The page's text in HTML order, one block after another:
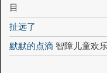
目
扯远了
默默的点滴 智障儿童欢